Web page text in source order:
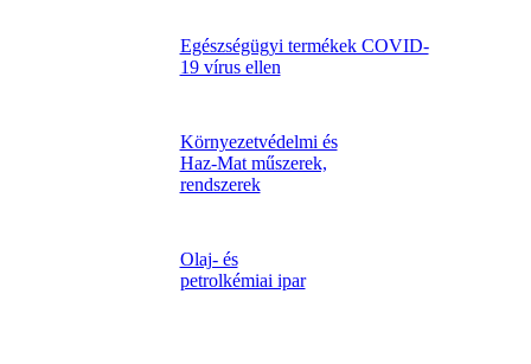
Egészségügyi termékek COVID-
19 vírus ellen
Környezetvédelmi és
Haz-Mat műszerek,
rendszerek
Olaj- és
petrolkémiai ipar